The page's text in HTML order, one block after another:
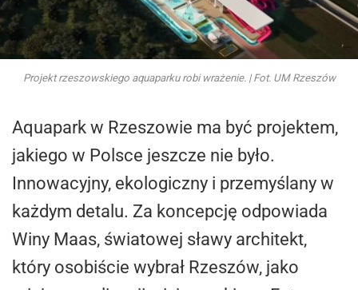
Projekt rzeszowskiego aquaparku robi wrażenie. | Fot. UM Rzeszów
Aquapark w Rzeszowie ma być projektem,
jakiego w Polsce jeszcze nie było.
Innowacyjny, ekologiczny i przemyślany w
każdym detalu. Za koncepcję odpowiada
Winy Maas, światowej sławy architekt,
który osobiście wybrał Rzeszów, jako